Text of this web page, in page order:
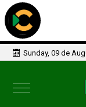
Sunday, 09 de